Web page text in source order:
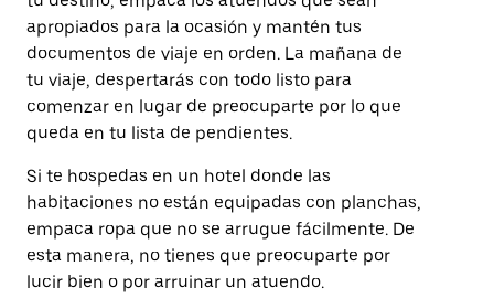
apropiados para la ocasión y mantén tus
documentos de viaje en orden. La mañana de
tu viaje, despertarás con todo listo para
comenzar en lugar de preocuparte por lo que
queda en tu lista de pendientes.
Si te hospedas en un hotel donde las
habitaciones no están equipadas con planchas,
empaca ropa que no se arrugue fácilmente. De
esta manera, no tienes que preocuparte por
lucir bien o por arruinar un atuendo.